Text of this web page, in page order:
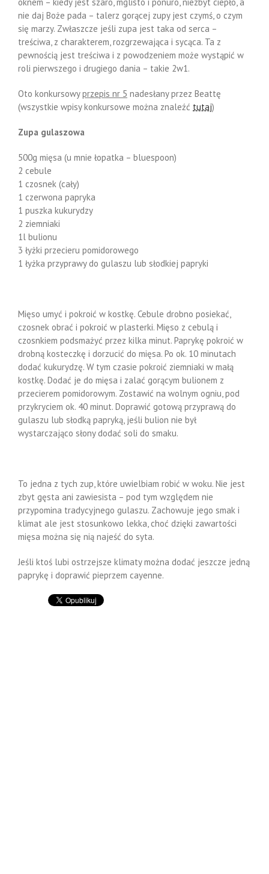
nie daj Boże pada – talerz gorącej zupy jest czymś, o czym
się marzy. Zwłaszcze jeśli zupa jest taka od serca –
treściwa, z charakterem, rozgrzewająca i sycąca. Ta z
pewnością jest treściwa i z powodzeniem może wystąpić w
roli pierwszego i drugiego dania – takie 2w1.
Oto konkursowyprzepis nr 5 nadesłany przez Beattę
(wszystkie wpisy konkursowe można znaleźć tutaj)
Zupa gulaszowa
500g mięsa (u mnie łopatka – bluespoon)
2 cebule
1 czosnek (cały)
1 czerwona papryka
1 puszka kukurydzy
2 ziemniaki
1l bulionu
3 łyżki przecieru pomidorowego
1 łyżka przyprawy do gulaszu lub słodkiej papryki
Mięso umyć i pokroić w kostkę. Cebule drobno posiekać,
czosnek obrać i pokroić w plasterki. Mięso z cebulą i
czosnkiem podsmażyć przez kilka minut. Paprykę pokroić w
drobną kosteczkę i dorzucić do mięsa. Po ok. 10 minutach
dodać kukurydzę. W tym czasie pokroić ziemniaki w małą
kostkę. Dodać je do mięsa i zalać gorącym bulionem z
przecierem pomidorowym. Zostawić na wolnym ogniu, pod
przykryciem ok. 40 minut. Doprawić gotową przyprawą do
gulaszu lub słodką papryką, jeśli bulion nie był
wystarczająco słony dodać soli do smaku.
To jedna z tych zup, które uwielbiam robić w woku. Nie jest
zbyt gęsta ani zawiesista – pod tym względem nie
przypomina tradycyjnego gulaszu. Zachowuje jego smak i
klimat ale jest stosunkowo lekka, choć dzięki zawartości
mięsa można się nią najeść do syta.
Jeśli ktoś lubi ostrzejsze klimaty można dodać jeszcze jedną
paprykę i doprawić pieprzem cayenne.